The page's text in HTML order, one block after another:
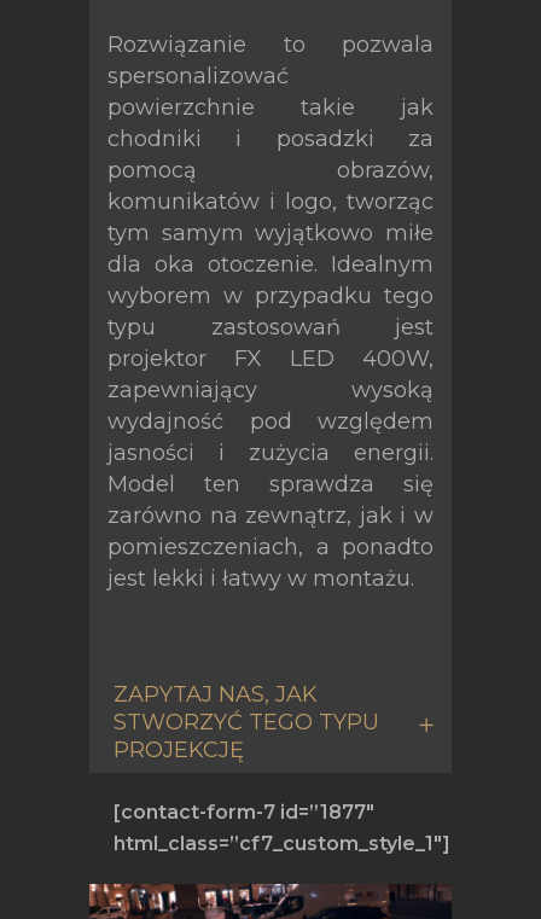
Rozwiązanie to pozwala
spersonalizować
powierzchnie takie jak
chodniki i posadzki za
pomocą obrazów,
komunikatów i logo, tworząc
tym samym wyjątkowo miłe
dla oka otoczenie. Idealnym
wyborem w przypadku tego
typu zastosowań jest
projektor FX LED 400W,
zapewniający wysoką
wydajność pod względem
jasności i zużycia energii.
Model ten sprawdza się
zarówno na zewnątrz, jak i w
pomieszczeniach, a ponadto
jest lekki i łatwy w montażu.
ZAPYTAJ NAS, JAK
STWORZYĆ TEGO TYPU
PROJEKCJĘ
[contact-form-7 id=”1877″
html_class=”cf7_custom_style_1″]